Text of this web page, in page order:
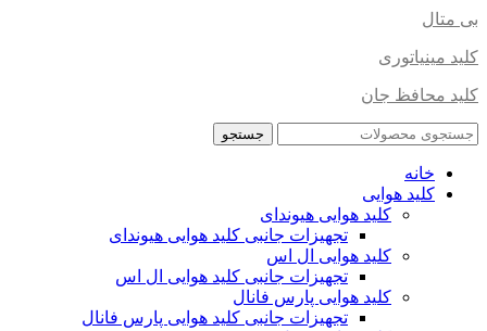
بی متال
کلید مینیاتوری
کلید محافظ جان
جستجو
خانه
کلید هوایی
کلید هوایی هیوندای
تجهیزات جانبی کلید هوایی هیوندای
کلید هوایی ال اس
تجهیزات جانبی کلید هوایی ال اس
کلید هوایی پارس فانال
تجهیزات جانبی کلید هوایی پارس فانال